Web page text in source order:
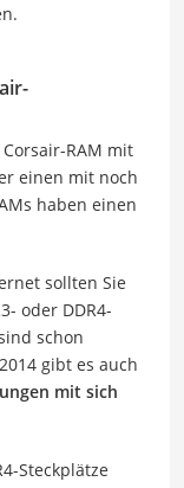
RAM mit
einen mit noch
haben einen
sollten Sie
oder DDR4-
schon
gibt es auch
mit sich
Steckplätze